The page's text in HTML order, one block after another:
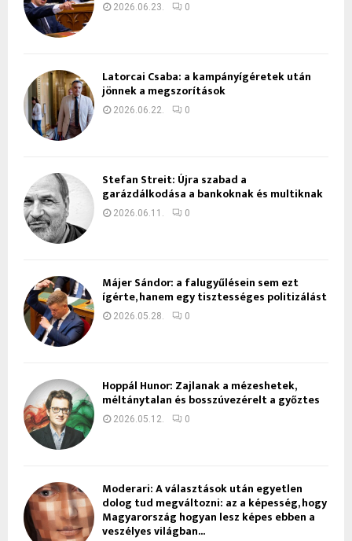
2026.06.23. 0
Latorcai Csaba: a kampányígéretek után
jönnek a megszorítások
2026.06.22. 0
Stefan Streit: Újra szabad a
garázdálkodása a bankoknak és multiknak
2026.06.11. 0
Májer Sándor: a falugyűlésein sem ezt
ígérte, hanem egy tisztességes politizálást
2026.05.28. 0
Hoppál Hunor: Zajlanak a mézeshetek,
méltánytalan és bosszúvezérelt a győztes
2026.05.12. 0
Moderari: A választások után egyetlen
dolog tud megváltozni: az a képesség, hogy
Magyarország hogyan lesz képes ebben a
veszélyes világban...